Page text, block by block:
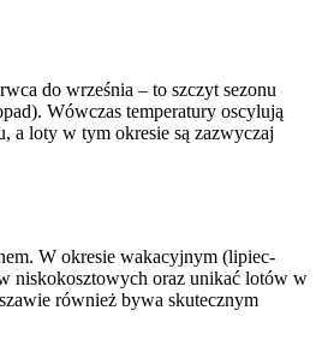
do września – to szczyt sezonu
Wówczas temperatury oscylują
a loty w tym okresie są zazwyczaj
W okresie wakacyjnym (lipiec-
niskokosztowych oraz unikać lotów w
również bywa skutecznym